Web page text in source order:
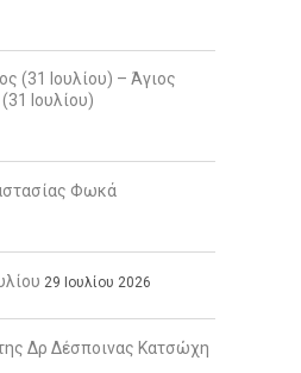
(31 Ιουλίου) – Άγιος
Ιουλίου)
Φωκά
29 Ιουλίου 2026
Δρ Δέσποινας Κατσώχη